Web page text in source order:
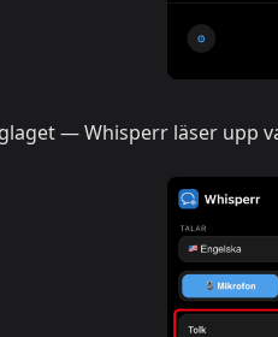
— Whisperr läser upp